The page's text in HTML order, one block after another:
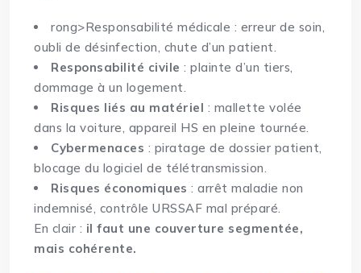
rong>Responsabilité médicale : erreur de soin,
oubli de désinfection, chute d’un patient.
Responsabilité civile : plainte d’un tiers,
dommage à un logement.
Risques liés au matériel : mallette volée
dans la voiture, appareil HS en pleine tournée.
Cybermenaces : piratage de dossier patient,
blocage du logiciel de télétransmission.
Risques économiques : arrêt maladie non
indemnisé, contrôle URSSAF mal préparé.
En clair : il faut une couverture segmentée,
mais cohérente.